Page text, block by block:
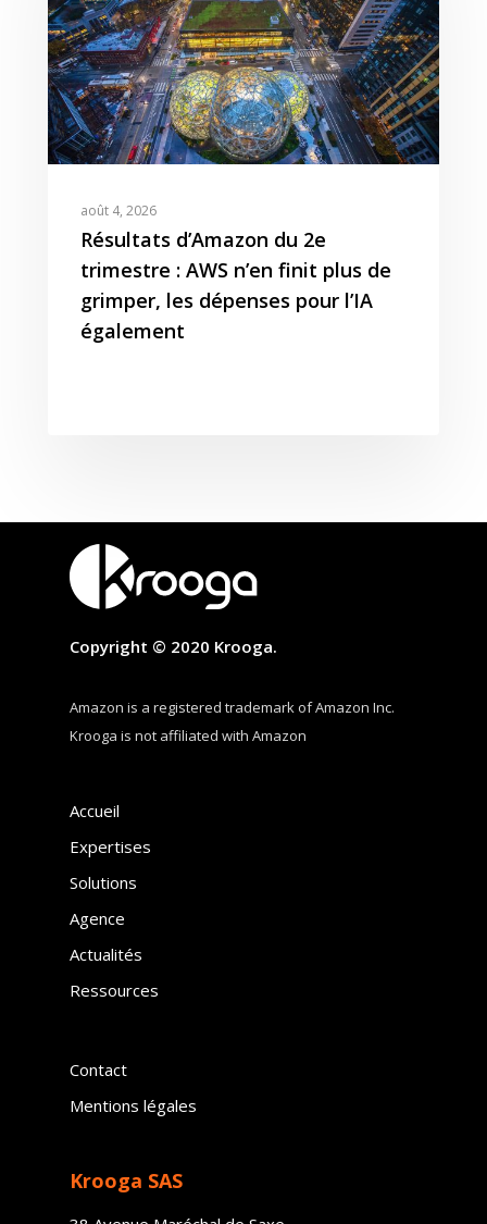
août 4, 2026
Résultats d’Amazon du 2e
trimestre : AWS n’en finit plus de
grimper, les dépenses pour l’IA
également
Copyright © 2020 Krooga.
Amazon is a registered trademark of Amazon Inc.
Krooga is not affiliated with Amazon
Accueil
Expertises
Solutions
Agence
Actualités
Ressources
Contact
Mentions légales
Krooga SAS